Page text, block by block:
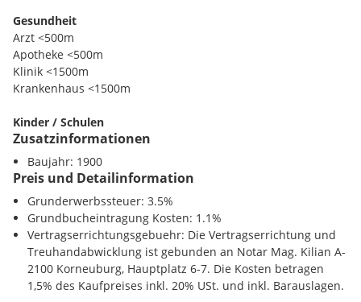
Ihr Zinshaus-Experte in der Nähe freut sich über Ihre
Kontaktaufnahme!
Wir können uns auch sehr gerne in meinem regionalen
zentralen Korneuburger Büro zu einen Gespräch, bzw. Kaffee
Für weitere Fragen stehe ich Ihnen natürlich sehr gerne und
jederzeit zur Verfügung!
Joni Thomas
JTI Büro Korneuburg
JT Immobilientreuhänder GmbH
Gesundheit
Arzt <500m
Apotheke <500m
Klinik <1500m
Krankenhaus <1500m
Kinder / Schulen
Schule <500m
Kindergarten <500m
Universität <2500m
Nahversorgung
Supermarkt <500m
Bäckerei <500m
Einkaufszentrum <500m
Zusatzinformationen
Baujahr: 1900
Preis und Detailinformation
Grunderwerbssteuer: 3.5%
Grundbucheintragung Kosten: 1.1%
Vertragserrichtungsgebuehr: Die Vertragserrichtung und
Treuhandabwicklung ist gebunden an Notar Mag. Kilian A-
2100 Korneuburg, Hauptplatz 6-7. Die Kosten betragen
1,5% des Kaufpreises inkl. 20% USt. und inkl. Barauslagen.